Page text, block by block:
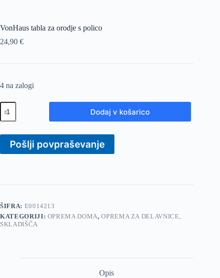
VonHaus tabla za orodje s polico
24,90 €
4 na zalogi
VonHaus
tabla
za
polico
količina
Dodaj v košarico
Pošlji povpraševanje
ŠIFRA: E0014213
KATEGORIJI: OPREMA DOMA,OPREMA ZA DELAVNICE,
SKLADIŠČA
Opis